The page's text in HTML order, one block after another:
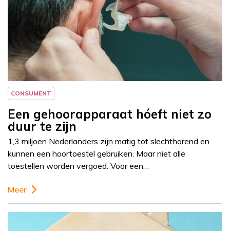
Column
Jeanine Janssen
CONSUMENT
Een gehoorapparaat hóeft niet zo
duur te zijn
1,3 miljoen Nederlanders zijn matig tot slechthorend en
kunnen een hoortoestel gebruiken. Maar niet alle
toestellen worden vergoed. Voor een…
Meer